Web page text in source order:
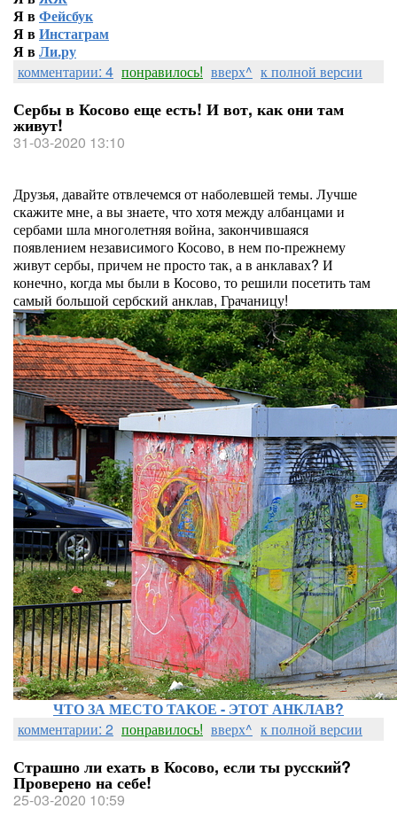
Я вФейсбук
Я вИнстаграм
Я вЛи.ру
комментарии: 4 понравилось! вверх^ к полной версии
Сербы в Косово еще есть! И вот, как они там
живут!
31-03-2020 13:10
Друзья, давайте отвлечемся от наболевшей темы. Лучше
скажите мне, а вы знаете, что хотя между албанцами и
сербами шла многолетняя война, закончившаяся
появлением независимого Косово, в нем по-прежнему
живут сербы, причем не просто так, а в анклавах? И
конечно, когда мы были в Косово, то решили посетить там
самый большой сербский анклав, Грачаницу!
ЧТО ЗА МЕСТО ТАКОЕ - ЭТОТ АНКЛАВ?
комментарии: 2 понравилось! вверх^ к полной версии
Страшно ли ехать в Косово, если ты русский?
Проверено на себе!
25-03-2020 10:59